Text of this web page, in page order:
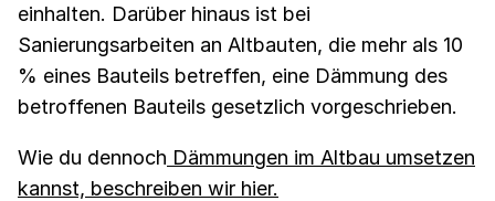
einhalten. Darüber hinaus ist bei
Sanierungsarbeiten an Altbauten, die mehr als 10
% eines Bauteils betreffen, eine Dämmung des
betroffenen Bauteils gesetzlich vorgeschrieben.
Wie du dennoch Dämmungen im Altbau umsetzen
kannst, beschreiben wir hier.